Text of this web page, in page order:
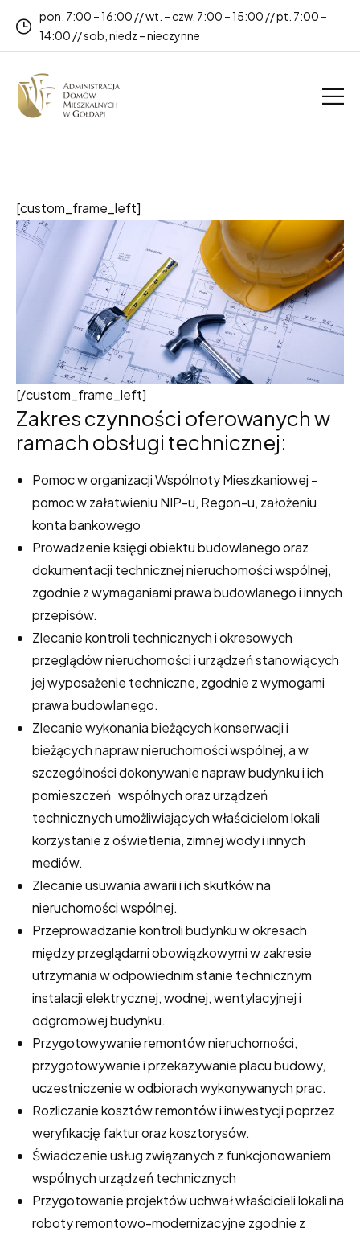
pon. 7:00 – 16:00 // wt. – czw. 7:00 – 15:00 // pt. 7:00 –
14:00 // sob, niedz – nieczynne
[custom_frame_left]
[/custom_frame_left]
Zakres czynności oferowanych w
ramach obsługi technicznej:
Pomoc w organizacji Wspólnoty Mieszkaniowej –
pomoc w załatwieniu NIP-u, Regon-u, założeniu
konta bankowego
Prowadzenie księgi obiektu budowlanego oraz
dokumentacji technicznej nieruchomości wspólnej,
zgodnie z wymaganiami prawa budowlanego i innych
przepisów.
Zlecanie kontroli technicznych i okresowych
przeglądów nieruchomości i urządzeń stanowiących
jej wyposażenie techniczne, zgodnie z wymogami
prawa budowlanego.
Zlecanie wykonania bieżących konserwacji i
bieżących napraw nieruchomości wspólnej, a w
szczególności dokonywanie napraw budynku i ich
pomieszczeń wspólnych oraz urządzeń
technicznych umożliwiających właścicielom lokali
korzystanie z oświetlenia, zimnej wody i innych
mediów.
Zlecanie usuwania awarii i ich skutków na
nieruchomości wspólnej.
Przeprowadzanie kontroli budynku w okresach
między przeglądami obowiązkowymi w zakresie
utrzymania w odpowiednim stanie technicznym
instalacji elektrycznej, wodnej, wentylacyjnej i
odgromowej budynku.
Przygotowywanie remontów nieruchomości,
przygotowywanie i przekazywanie placu budowy,
uczestniczenie w odbiorach wykonywanych prac.
Rozliczanie kosztów remontów i inwestycji poprzez
weryfikację faktur oraz kosztorysów.
Świadczenie usług związanych z funkcjonowaniem
wspólnych urządzeń technicznych
Przygotowanie projektów uchwał właścicieli lokali na
roboty remontowo-modernizacyjne zgodnie z